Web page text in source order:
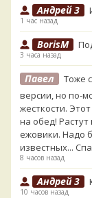
Андрей 3
1 час назад
BorisM
3 часа назад
Павел Тоже
версии, но по-
жесткости.
на обед!
ежовики. Надо
известных...
8 часов назад
Андрей 3
10 часов назад